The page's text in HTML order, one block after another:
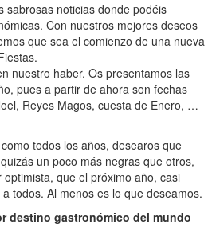
sabrosas noticias donde podéis
Con nuestros mejores deseos
que sea el comienzo de una nueva
nuestro haber. Os presentamos las
pues a partir de ahora son fechas
Reyes Magos, cuesta de Enero, …
todos los años, desearos que
un poco más negras que otros,
que el próximo año, casi
todos. Al menos es lo que deseamos.
destino gastronómico del mundo